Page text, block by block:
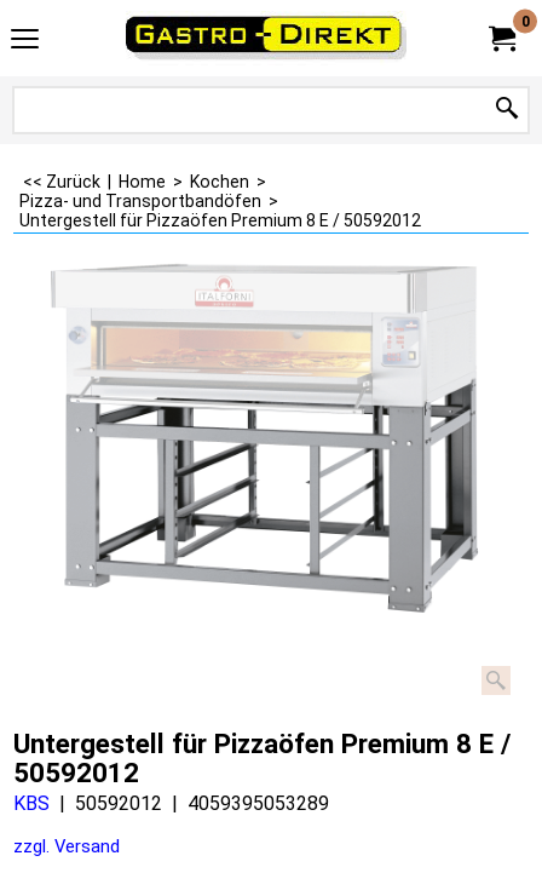
0
<< Zurück Home > Kochen >
Pizza- und Transportbandöfen >
Untergestell für Pizzaöfen Premium 8 E / 50592012
Untergestell für Pizzaöfen Premium 8 E /
50592012
KBS 50592012 4059395053289
zzgl. Versand